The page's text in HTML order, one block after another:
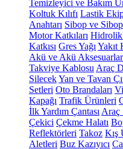
Temizleyici ve Bakım
Koltuk Kılıfı Lastik
Anahtarı Sibop ve
Motor Katkıları Hidrolik
Katkısı Gres Yağı Yakıt
Akü ve Akü
Takviye Kablosu Araç
SilecekYan ve Tavan
Setleri Oto Brandaları
Kapağı Trafik Ürünleri
İlk Yardım Çantası Araç
Çekici Çekme Halatı
Reflektörleri Takoz Kış
Aletleri Buz Kazıyıcı